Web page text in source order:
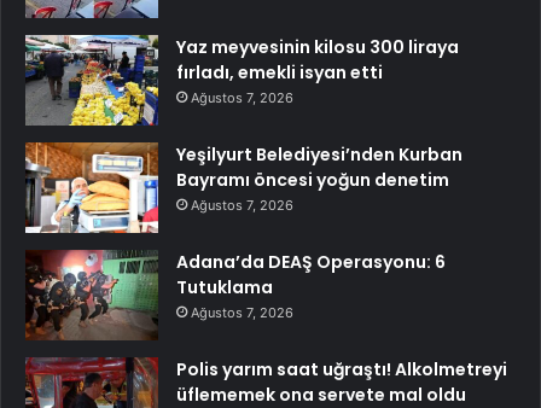
Yaz meyvesinin kilosu 300 liraya
fırladı, emekli isyan etti
Ağustos 7, 2026
Yeşilyurt Belediyesi’nden Kurban
Bayramı öncesi yoğun denetim
Ağustos 7, 2026
Adana’da DEAŞ Operasyonu: 6
Tutuklama
Ağustos 7, 2026
Polis yarım saat uğraştı! Alkolmetreyi
üflememek ona servete mal oldu